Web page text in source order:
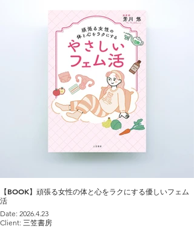
【BOOK】頑張る女性の体と心をラクにする優しいフェム
活
Date: 2026.4.23
Client: 三笠書房